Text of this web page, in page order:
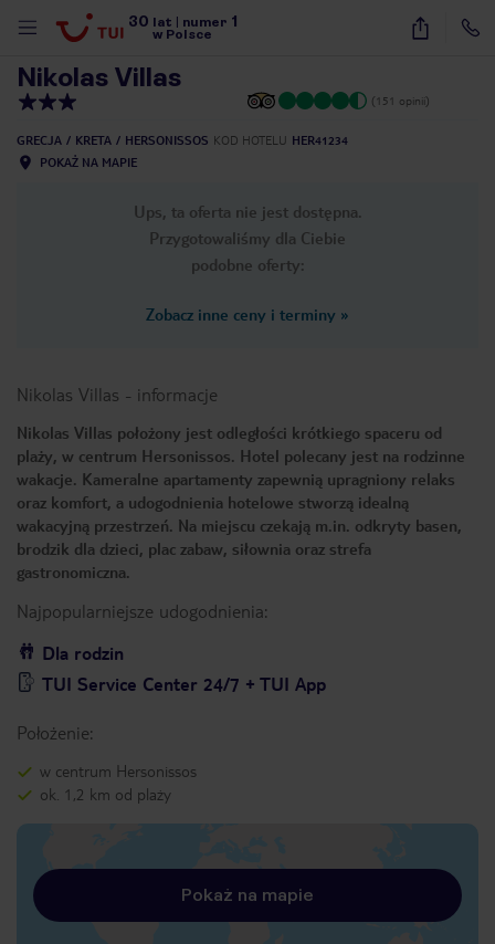
30 lat numer 1
w Polsce
31
Nikolas Villas
(151 opinii)
GRECJA KRETA HERSONISSOS KOD HOTELU HER41234
POKAŻ NA MAPIE
Ups, ta oferta nie jest dostępna.
Przygotowaliśmy dla Ciebie
podobne oferty:
Zobacz inne ceny i terminy »
Nikolas Villas - informacje
Nikolas Villas położony jest odległości krótkiego spaceru od
plaży, w centrum Hersonissos. Hotel polecany jest na rodzinne
wakacje. Kameralne apartamenty zapewnią upragniony relaks
oraz komfort, a udogodnienia hotelowe stworzą idealną
wakacyjną przestrzeń. Na miejscu czekają m.in. odkryty basen,
brodzik dla dzieci, plac zabaw, siłownia oraz strefa
gastronomiczna.
Najpopularniejsze udogodnienia:
Dla rodzin
TUI Service Center 24/7 + TUI App
Położenie:
w centrum Hersonissos
ok. 1,2 km od plaży
Pokaż na mapie